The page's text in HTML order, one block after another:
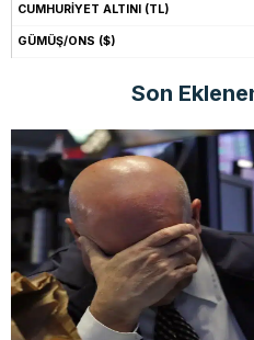
CUMHURİYET ALTINI (TL)
GÜMÜŞ/ONS ($)
Son